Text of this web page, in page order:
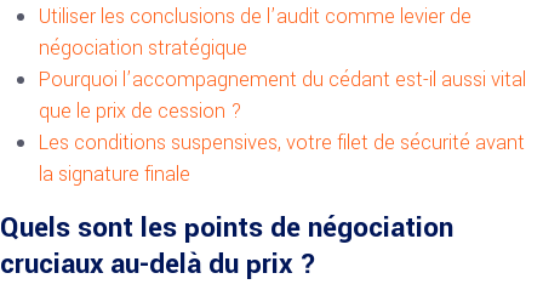
Utiliser les conclusions de l’audit comme levier de
négociation stratégique
Pourquoi l’accompagnement du cédant est-il aussi vital
que le prix de cession ?
Les conditions suspensives, votre filet de sécurité avant
la signature finale
Quels sont les points de négociation
cruciaux au-delà du prix ?